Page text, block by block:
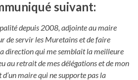
suivant:
depuis 2008, adjointe au maire
de servir les Muretains et de faire
direction qui me semblait la meilleure
au retrait de mes délégations et de mon
d’un maire qui ne supporte pas la